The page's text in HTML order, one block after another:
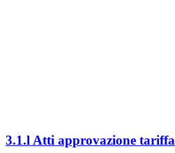
3.1.l Atti approvazione tariffa